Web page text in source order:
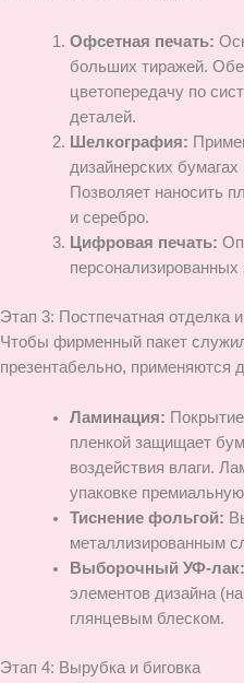
Офсетная печать:
больших тиражей.
цветопередачу по
деталей.
Шелкография:
дизайнерских
Позволяет наносить
и серебро.
Цифровая печать:
персонализированных
Этап 3: Постпечатная отделка
Чтобы фирменный пакет
презентабельно, применяются
Ламинация:
пленкой защищает
воздействия влаги.
упаковке
Тиснение фольгой:
металлизированным
Выборочный УФ-лак:
элементов дизайна
глянцевым блеском.
Этап 4: Вырубка и биговка